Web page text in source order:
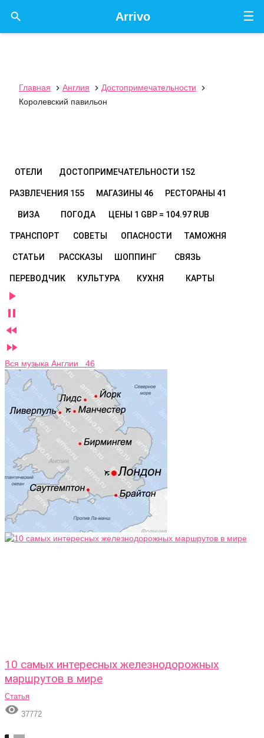
☰
Arrivo

Главная  Англия  Достопримечательности

Королевский павильон
ОТЕЛИ ДОСТОПРИМЕЧАТЕЛЬНОСТИ 152
РАЗВЛЕЧЕНИЯ 155 МАГАЗИНЫ 46 РЕСТОРАНЫ 41
ВИЗА ПОГОДА ЦЕНЫ 1 GBP = 104.97 RUB
ТРАНСПОРТ СОВЕТЫ ОПАСНОСТИ ТАМОЖНЯ
СТАТЬИ РАССКАЗЫ ШОППИНГ СВЯЗЬ
ПЕРЕВОДЧИК КУЛЬТУРА КУХНЯ КАРТЫ




Вся музыка Англии 46
10 самых интересных железнодорожных
маршрутов в мире
Статья
 37772